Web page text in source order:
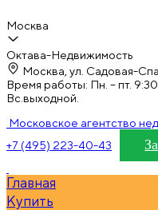
Москва
Октава-Недвижимость
Москва, ул. Садовая-
Время работы: Пн. – пт.
Вс.выходной.
Московское агентство
+7 (495) 223-40-43
Главная
Купить